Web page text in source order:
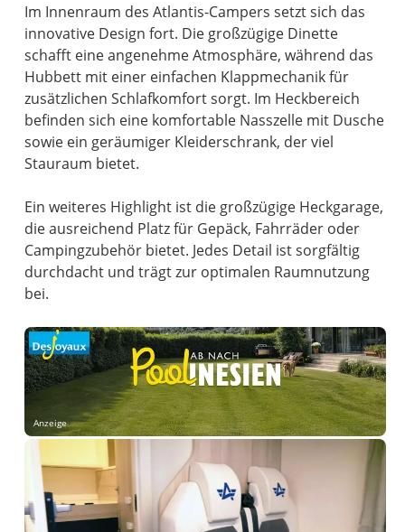
Im Innenraum des Atlantis-Campers setzt sich das
innovative Design fort. Die großzügige Dinette
schafft eine angenehme Atmosphäre, während das
Hubbett mit einer einfachen Klappmechanik für
zusätzlichen Schlafkomfort sorgt. Im Heckbereich
befinden sich eine komfortable Nasszelle mit Dusche
sowie ein geräumiger Kleiderschrank, der viel
Stauraum bietet.
Ein weiteres Highlight ist die großzügige Heckgarage,
die ausreichend Platz für Gepäck, Fahrräder oder
Campingzubehör bietet. Jedes Detail ist sorgfältig
durchdacht und trägt zur optimalen Raumnutzung
bei.
Anzeige